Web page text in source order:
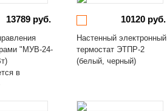
13789 руб.
"МУВ-24-
в
10120 руб.
Настенный электронный
термостат ЭТПР-2
(белый, черный)